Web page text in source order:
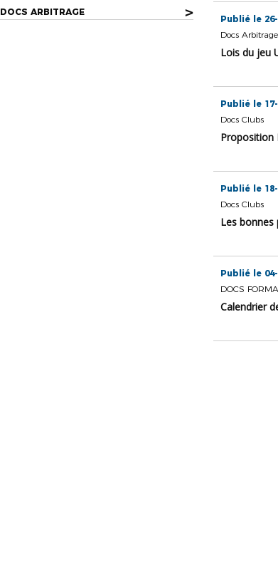
DOCS ARBITRAGE >
Publié le 26-
Docs Arbitrage
Lois du jeu
Publié le 17-
Docs Clubs
Proposition
Publié le 18-
Docs Clubs
Les bonnes
Publié le 04-
DOCS
Calendrier